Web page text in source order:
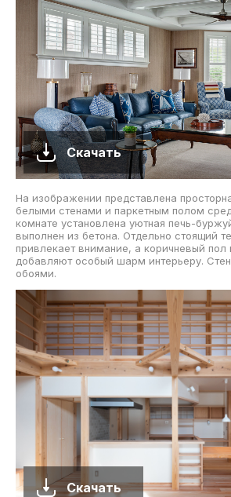
Скачать
На изображении представлена
белыми стенами и паркетным полом
комнате установлена уютная печь-
выполнен из бетона. Отдельно стоящий
привлекает внимание, а коричневый пол
добавляют особый шарм интерьеру.
обоями.
Скачать